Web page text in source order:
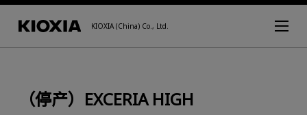
KIOXIA (China) Co., Ltd.
（停产）EXCERIA HIGH